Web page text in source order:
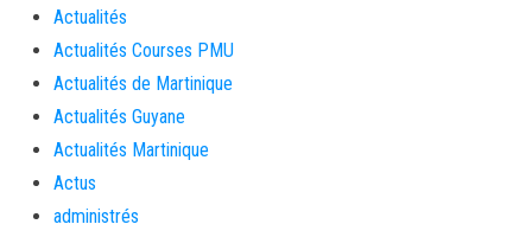
Actualités
Actualités Courses PMU
Actualités de Martinique
Actualités Guyane
Actualités Martinique
Actus
administrés